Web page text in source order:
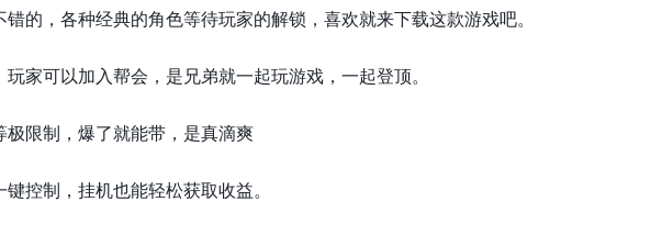
的，各种经典的角色等待玩家的解锁，喜欢就来下载这款游戏吧。
家可以加入帮会，是兄弟就一起玩游戏，一起登顶。
极限制，爆了就能带，是真滴爽
控制，挂机也能轻松获取收益。